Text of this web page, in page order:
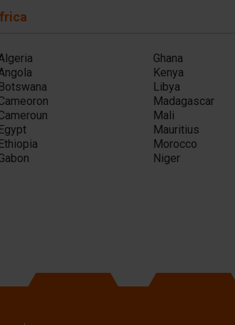
Ghana
Kenya
Libya
Madagascar
Mali
Mauritius
Morocco
Niger